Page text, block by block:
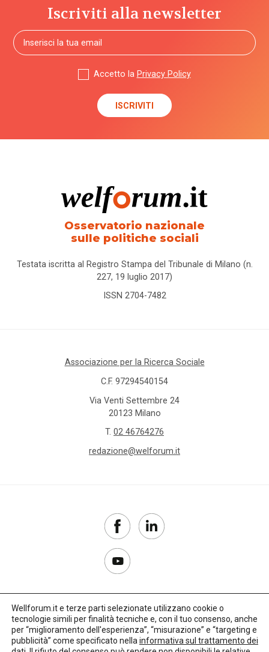
Iscriviti alla newsletter
Accetto la Privacy Policy
Osservatorio nazionale
sulle politiche sociali
Testata iscritta al Registro Stampa del Tribunale di Milano (n.
227, 19 luglio 2017)
ISSN 2704-7482
Associazione per la Ricerca Sociale
C.F. 97294540154
Via Venti Settembre 24
20123 Milano
T. 02 46764276
redazione@welforum.it
Copyright 2017–2026
Privacy Policy
Wellforum.it e terze parti selezionate utilizzano cookie o
tecnologie simili per finalità tecniche e, con il tuo consenso, anche
per “miglioramento dell'esperienza”, “misurazione” e “targeting e
pubblicità” come specificato nella informativa sul trattamento dei